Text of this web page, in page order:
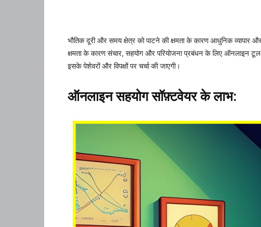
भौतिक दूरी और समय क्षेत्र को पाटने की क्षमता के कारण आधुनिक व्यापार
क्षमता के कारण संचार, सहयोग और परियोजना प्रबंधन के लिए ऑनलाइन टूल
इसके पेशेवरों और विपक्षों पर चर्चा की जाएगी।
ऑनलाइन सहयोग सॉफ़्टवेयर के लाभ: